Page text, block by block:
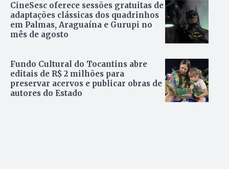
CineSesc oferece sessões gratuitas de
adaptações clássicas dos quadrinhos
em Palmas, Araguaína e Gurupi no
mês de agosto
Fundo Cultural do Tocantins abre
editais de R$ 2 milhões para
preservar acervos e publicar obras de
autores do Estado